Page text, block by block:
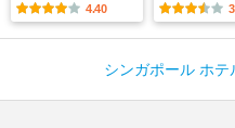
4.40
シンガポール ホ